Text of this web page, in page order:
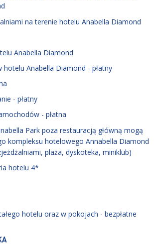
na terenie hotelu Anabella Diamond
Anabella Diamond
hotelu Anabella Diamond - płatny
- płatny
- płatna
Park poza restauracją główną mogą
kompleksu hotelowego Annabella Diamond
plaża, dyskoteka, miniklub)
hotelu 4*
hotelu oraz w pokojach - bezpłatne